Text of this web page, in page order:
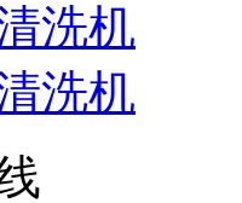
洗机
洗机